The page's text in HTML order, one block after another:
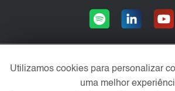
Área exclusiva aos
acesse sua conta:
Utilizamos cookies para personalizar
uma melhor